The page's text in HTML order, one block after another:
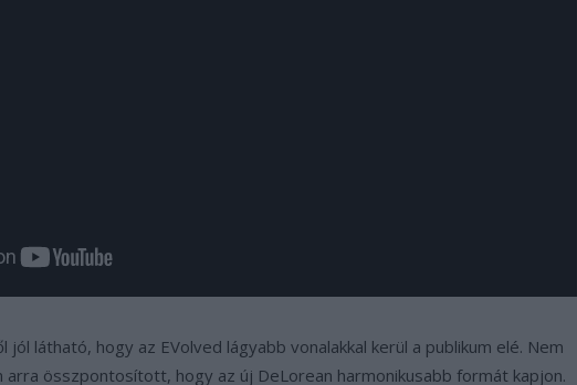
látható, hogy az EVolved lágyabb vonalakkal kerül a publikum elé. Nem
arra összpontosított, hogy az új DeLorean harmonikusabb formát kapjon.